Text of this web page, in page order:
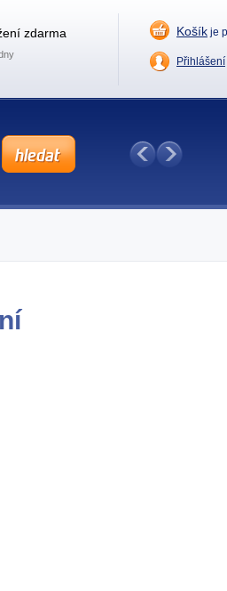
zdarma Košík je
Přihlášení